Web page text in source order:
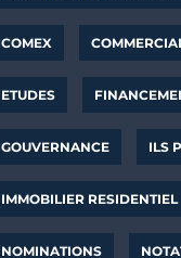
COMEX
ETUDES
GOUVERNANCE ILS
IMMOBILIER RESIDENTIEL
NOMINATIONS